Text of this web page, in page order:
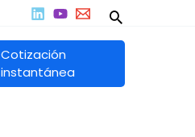
Buscar
Cotización
instantánea